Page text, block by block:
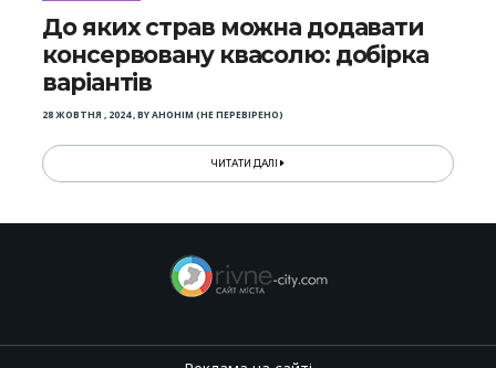
До яких страв можна додавати
консервовану квасолю: добірка
варіантів
28 ЖОВТНЯ , 2024,BYАНОНІМ (НЕ ПЕРЕВІРЕНО)
ЧИТАТИ ДАЛІ